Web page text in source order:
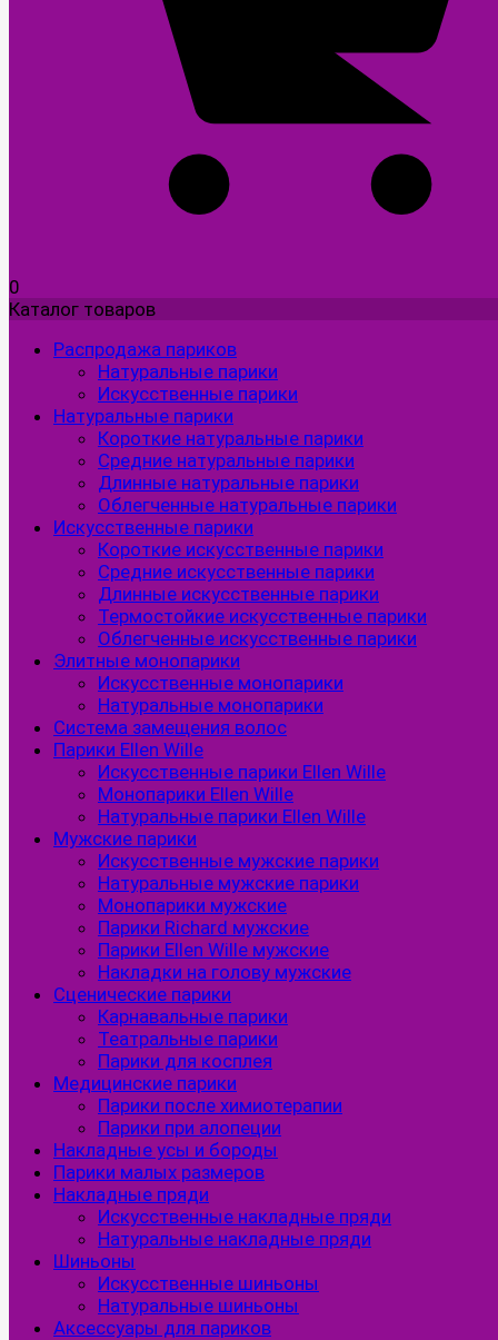
0
Каталог товаров
Распродажа париков
Натуральные парики
Искусственные парики
Натуральные парики
Короткие натуральные парики
Средние натуральные парики
Длинные натуральные парики
Облегченные натуральные парики
Искусственные парики
Короткие искусственные парики
Средние искусственные парики
Длинные искусственные парики
Термостойкие искусственные парики
Облегченные искусственные парики
Элитные монопарики
Искусственные монопарики
Натуральные монопарики
Система замещения волос
Парики Ellen Wille
Искусственные парики Ellen Wille
Монопарики Ellen Wille
Натуральные парики Ellen Wille
Мужские парики
Искусственные мужские парики
Натуральные мужские парики
Монопарики мужские
Парики Richard мужские
Парики Ellen Wille мужские
Накладки на голову мужские
Сценические парики
Карнавальные парики
Театральные парики
Парики для косплея
Медицинские парики
Парики после химиотерапии
Парики при алопеции
Накладные усы и бороды
Парики малых размеров
Накладные пряди
Искусственные накладные пряди
Натуральные накладные пряди
Шиньоны
Искусственные шиньоны
Натуральные шиньоны
Аксессуары для париков